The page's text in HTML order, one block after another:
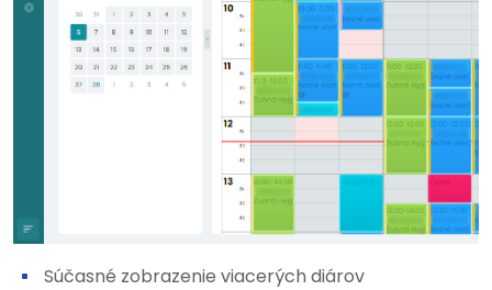
Súčasné zobrazenie viacerých diárov